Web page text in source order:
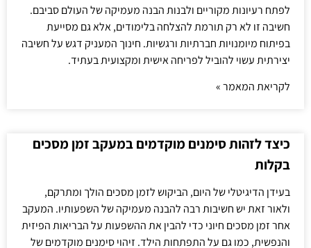
לפתח רעיונות מקוריים ולבנות הבנה מעמיקה של העולם סביבם.
חשיבה זו לא רק תורמת להצלחה בלימודים, אלא גם מסייעת
בפיתוח מיומנויות חברתיות ורגשיות. חינוך המעניק דגש על חשיבה
יצירתית עשוי להוביל לפריחה אישית ומקצועית בעתיד.
לקריאת המאמר »
כיצד לזהות סימנים מוקדמים במעקב זמן מסכים
בקלות
בעידן הדיגיטלי של היום, הביקוש לזמן מסכים הולך ומתרקם,
ולאור זאת יש חשיבות רבה להבנה מעמיקה של השפעותיו. המעקב
אחר זמן מסכים חיוני כדי להבין את ההשפעות על הבריאות הפיזית
והנפשית, כמו גם על התפתחות הילד. זיהוי סימנים מוקדמים של